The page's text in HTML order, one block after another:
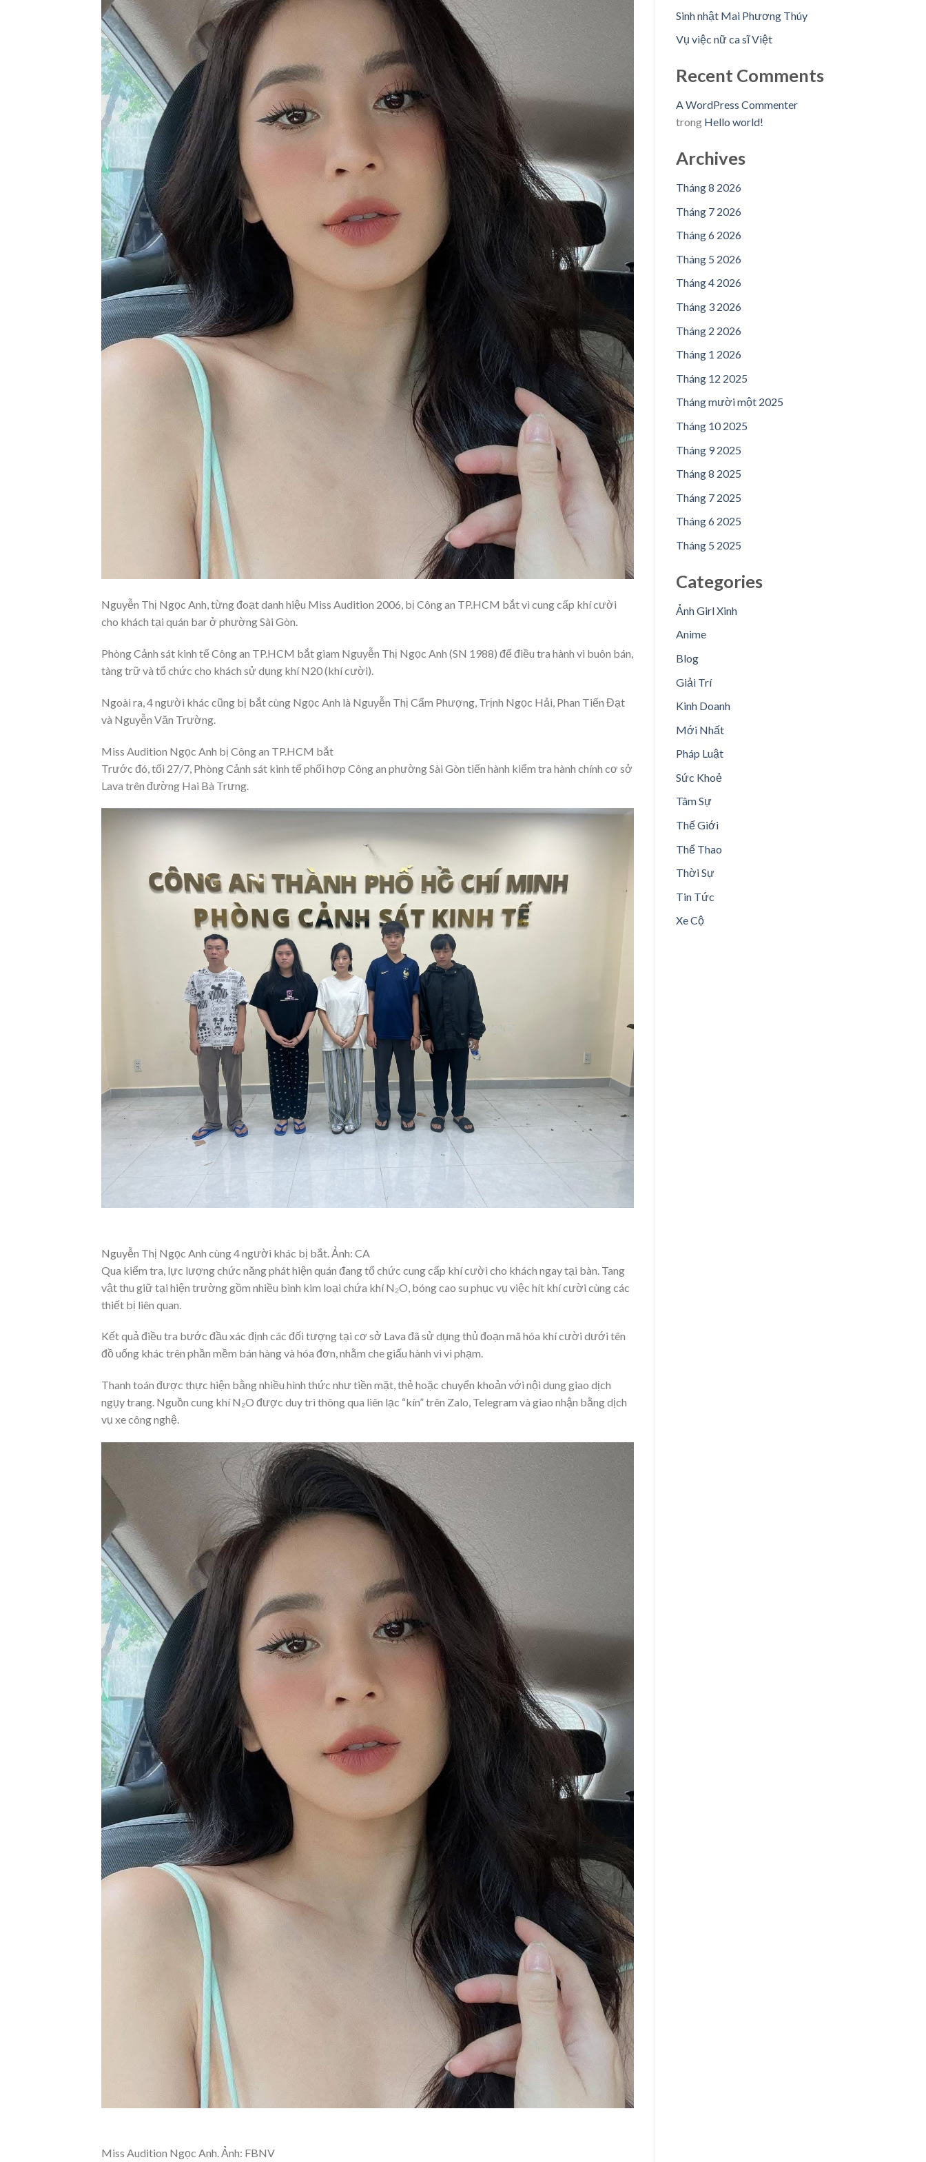
Nguyễn Thị Ngọc Anh, từng đoạt danh hiệu Miss Audition 2006, bị Công an TP.HCM bắt vì cung cấp khí cười
cho khách tại quán bar ở phường Sài Gòn.
Phòng Cảnh sát kinh tế Công an TP.HCM bắt giam Nguyễn Thị Ngọc Anh (SN 1988) để điều tra hành vi buôn bán,
tàng trữ và tổ chức cho khách sử dụng khí N20 (khí cười).
Ngoài ra, 4 người khác cũng bị bắt cùng Ngọc Anh là Nguyễn Thị Cẩm Phượng, Trịnh Ngọc Hải, Phan Tiến Đạt
và Nguyễn Văn Trường.
Miss Audition Ngọc Anh bị Công an TP.HCM bắt
Trước đó, tối 27/7, Phòng Cảnh sát kinh tế phối hợp Công an phường Sài Gòn tiến hành kiểm tra hành chính cơ sở
Lava trên đường Hai Bà Trưng.
Nguyễn Thị Ngọc Anh cùng 4 người khác bị bắt. Ảnh: CA
Qua kiểm tra, lực lượng chức năng phát hiện quán đang tổ chức cung cấp khí cười cho khách ngay tại bàn. Tang
vật thu giữ tại hiện trường gồm nhiều bình kim loại chứa khí N₂O, bóng cao su phục vụ việc hít khí cười cùng các
thiết bị liên quan.
Kết quả điều tra bước đầu xác định các đối tượng tại cơ sở Lava đã sử dụng thủ đoạn mã hóa khí cười dưới tên
đồ uống khác trên phần mềm bán hàng và hóa đơn, nhằm che giấu hành vi vi phạm.
Thanh toán được thực hiện bằng nhiều hình thức như tiền mặt, thẻ hoặc chuyển khoản với nội dung giao dịch
ngụy trang. Nguồn cung khí N₂O được duy trì thông qua liên lạc “kín” trên Zalo, Telegram và giao nhận bằng dịch
vụ xe công nghệ.
Miss Audition Ngọc Anh. Ảnh: FBNV
Sinh nhật Mai Phương Thúy
Vụ việc nữ ca sĩ Việt
Recent Comments
A WordPress Commenter
trong Hello world!
Archives
Tháng 8 2026
Tháng 7 2026
Tháng 6 2026
Tháng 5 2026
Tháng 4 2026
Tháng 3 2026
Tháng 2 2026
Tháng 1 2026
Tháng 12 2025
Tháng mười một 2025
Tháng 10 2025
Tháng 9 2025
Tháng 8 2025
Tháng 7 2025
Tháng 6 2025
Tháng 5 2025
Categories
Ảnh Girl Xinh
Anime
Blog
Giải Trí
Kinh Doanh
Mới Nhất
Pháp Luật
Sức Khoẻ
Tâm Sự
Thế Giới
Thể Thao
Thời Sự
Tin Tức
Xe Cộ